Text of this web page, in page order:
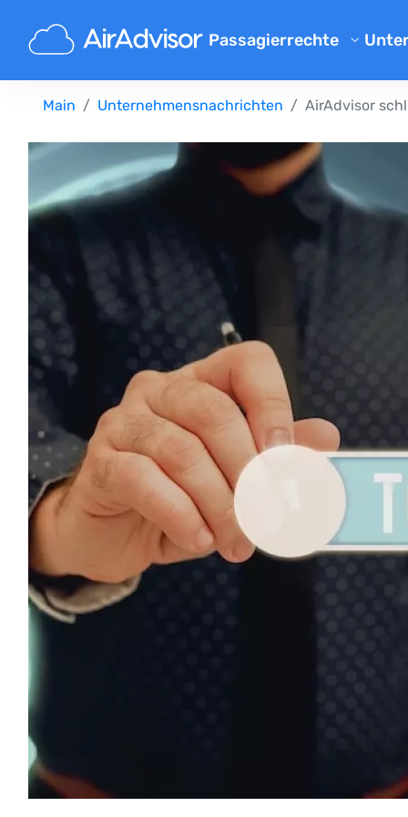
Passagierrechte
Flugverspaetung
Entschädigung bei
Entschädigung bei
Gepäck Entschädigung
Entschädigung bei
Fluggesellschaften
Entschädigung bei Streik
Entschädigung bei
Ihre Rechte
Main Unternehmensnachrichten AirAdvisor